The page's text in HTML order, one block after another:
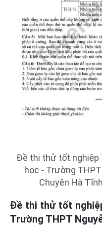
Đề thi thử tốt nghiệp
học - Trường
Chuyên Hà
Đề thi thử tốt
Trường THPT